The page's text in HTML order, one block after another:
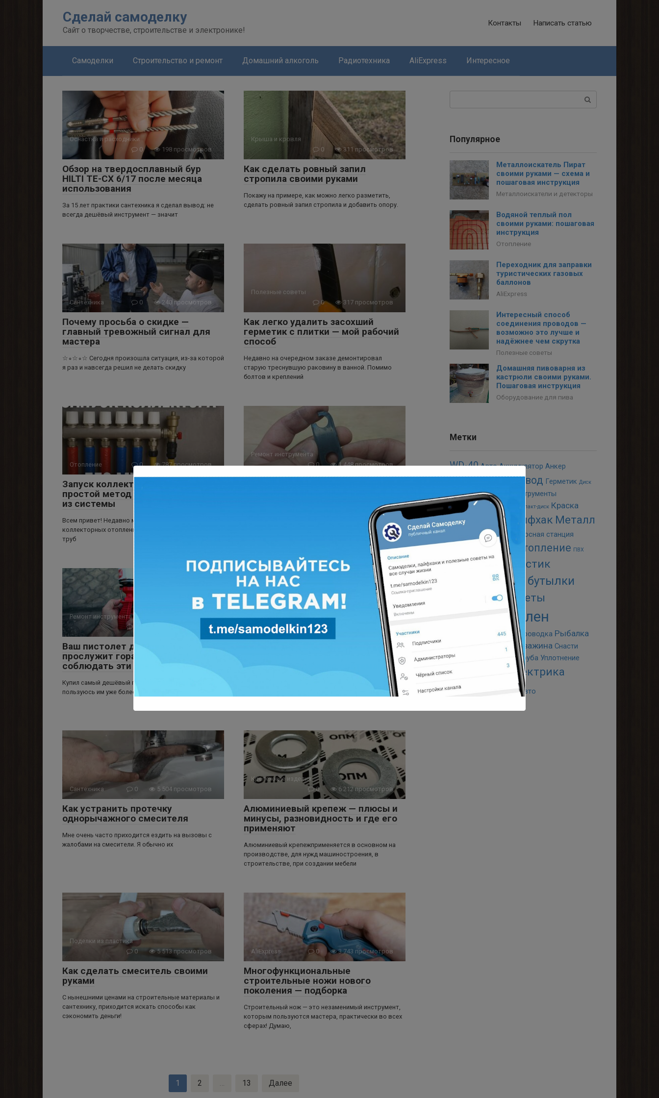
Сделай самоделку
Сайт о творчестве, строительстве и электронике!
Контакты Написать статью
Самоделки Строительство и ремонт Домашний алкоголь Радиотехника AliExpress Интересное
Оснастка и расходники
0
198 просмотров
Обзор на твердосплавный бур
HILTI TE-CX 6/17 после месяца
использования
За 15 лет практики сантехника я сделал вывод: не
всегда дешёвый инструмент — значит
Крыша и кровля
0
311 просмотров
Как сделать ровный запил
стропила своими руками
Покажу на примере, как можно легко разметить,
сделать ровный запил стропила и добавить опору.
Сантехника 0 240 просмотров
Почему просьба о скидке —
главный тревожный сигнал для
мастера
☆∘☆∘☆ Сегодня произошла ситуация, из-за которой
я раз и навсегда решил не делать скидку
Полезные советы
0
317 просмотров
Как легко удалить засохший
герметик с плитки — мой рабочий
способ
Недавно на очередном заказе демонтировал
старую треснувшую раковину в ванной. Помимо
болтов и креплений
Отопление 0 787 просмотров
Запуск коллектора без мучений:
простой метод удаления воздуха
из системы
Всем привет! Недавно мне пришлось запускать три
коллекторных отопления подряд, где было много
труб
Ремонт инструмента
0
1 448 просмотров
Во время уборки в мастерской, попалась мне какая-
то пластиковая деталь с поломанным ушком. Так
Ремонт инструмента
1 191 просмотров
Ваш пистолет для пены
прослужит гораздо дольше, если
соблюдать эти правила
Купил самый дешёвый пистолет для пены и
пользуюсь им уже более полугода. Не вижу
Отопление 0 1 716 просмотров
Как сделать систему отопления
Ленинградка — это однотрубная система отопления,
Сантехника 0 5 504 просмотров
Как устранить протечку
однорычажного смесителя
Мне очень часто приходится ездить на вызовы с
жалобами на смесители. Я обычно их
Крепёжные изделия
0
6 212 просмотров
Алюминиевый крепеж — плюсы и
минусы, разновидность и где его
применяют
Алюминиевый крепежприменяется в основном на
производстве, для нужд машиностроения, в
строительстве, при создании мебели
Поделки из пластика
0
5 513 просмотров
Как сделать смеситель своими
руками
С нынешними ценами на строительные материалы и
сантехнику, приходится искать способы как
сэкономить деньги!
AliExpress 0 3 743 просмотров
Многофункциональные
строительные ножи нового
поколения — подборка
Строительный нож — это незаменимый инструмент,
которым пользуются мастера, практически во всех
сферах! Думаю,
1 2 … 13 Далее
Популярное
Металлоискатель Пират
своими руками — схема и
пошаговая инструкция
Металлоискатели и детекторы
Водяной теплый пол
своими руками: пошаговая
инструкция
Отопление
Переходник для заправки
туристических газовых
баллонов
AliExpress
Интересный способ
соединения проводов —
возможно это лучше и
надёжнее чем скрутка
Полезные советы
Домашняя пивоварня из
кастрюли своими руками.
Пошаговая инструкция
Оборудование для пива
Метки
WD-40 Авто Аккумулятор Анкер
Водопровод Герметик Диск
Дрова Животные
Инструменты
Канализация Клей Компакт-диск Краска
Крепёж
Крыша Лайфхак Металл
Металлоискатель Насосная станция
Освещение Отопление ПВХ
Пайка Пиво Пластик
Пластиковые бутылки
Полезные советы
Полипропилен
Приспособления Проводка Рыбалка
Сверление Скважина Снасти
Стиральная машина Труба Уплотнение
резьбы
Электрика
ремонт ремонт авто